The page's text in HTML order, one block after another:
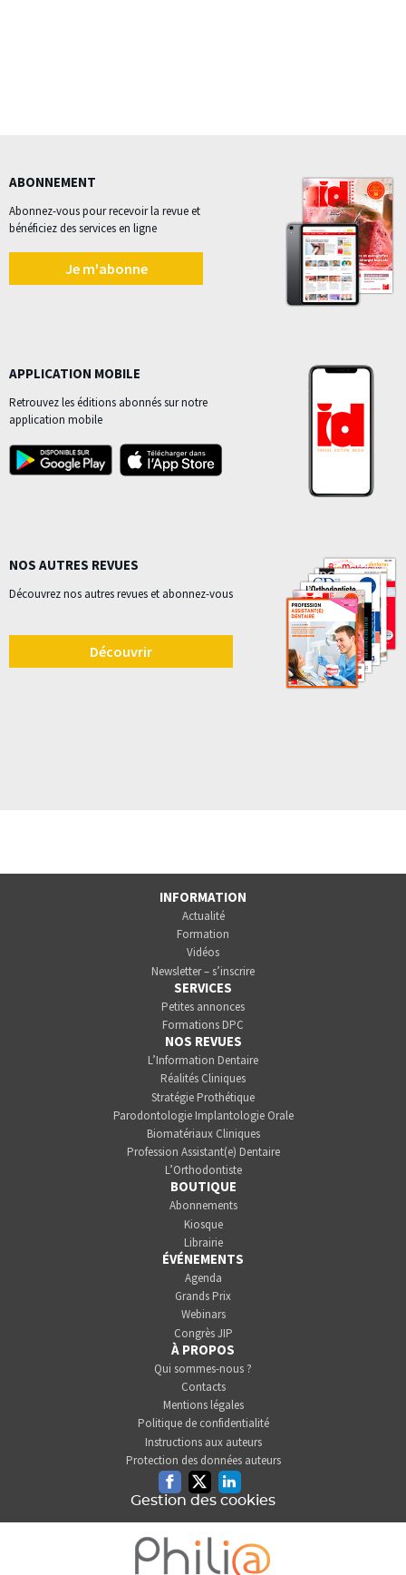
ABONNEMENT
Abonnez-vous pour recevoir la revue et
bénéficiez des services en ligne
Je m'abonne
APPLICATION MOBILE
Retrouvez les éditions abonnés sur notre
application mobile
NOS AUTRES REVUES
Découvrez nos autres revues et abonnez-vous
Découvrir
INFORMATION
Actualité
Formation
Vidéos
Newsletter – s’inscrire
SERVICES
Petites annonces
Formations DPC
NOS REVUES
L’Information Dentaire
Réalités Cliniques
Stratégie Prothétique
Parodontologie Implantologie Orale
Biomatériaux Cliniques
Profession Assistant(e) Dentaire
L’Orthodontiste
BOUTIQUE
Abonnements
Kiosque
Librairie
ÉVÉNEMENTS
Agenda
Grands Prix
Webinars
Congrès JIP
À PROPOS
Qui sommes-nous ?
Contacts
Mentions légales
Politique de confidentialité
Instructions aux auteurs
Protection des données auteurs
FacebookTwitterLinkedin
Gestion des cookies